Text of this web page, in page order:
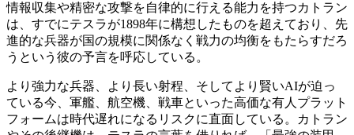
情報収集や精密な攻撃を自律的に行える能力を持つカトラン
は、すでにテスラが1898年に構想したものを超えており、先
進的な兵器が国の規模に関係なく戦力の均衡をもたらすだろ
うという彼の予言を呼応している。
より強力な兵器、より長い射程、そしてより賢いAIが迫っ
ている今、軍艦、航空機、戦車といった高価な有人プラット
フォームは時代遅れになるリスクに直面している。カトラン